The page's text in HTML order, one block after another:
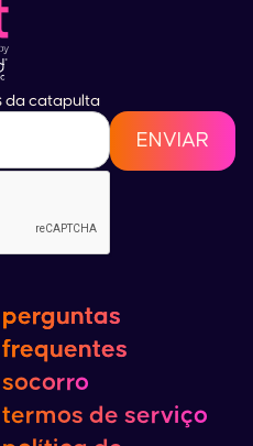
da catapulta
perguntas
frequentes
perguntas
frequentes
socorro
termos de serviço